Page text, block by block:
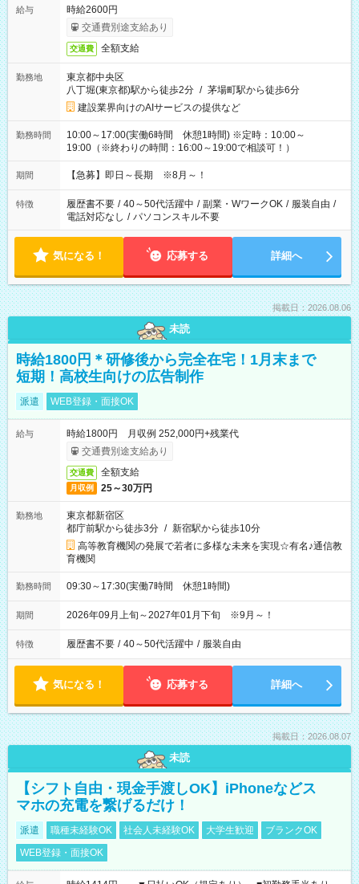
給与
時給2600円
交通費別途支給あり
交通費 全額支給
勤務地
東京都中央区
八丁堀(東京都)駅から徒歩2分 / 茅場町駅から徒歩6分
建設業界向けのAIサービスの提供など
勤務時間
10:00～17:00(実働6時間 休憩1時間) ※定時：10:00～
19:00（※終わりの時間：16:00～19:00で相談可！）
期間 【急募】即日～長期 ※8月～！
特徴 履歴書不要 / 40～50代活躍中 / 副業・WワークOK / 服装自由 /
電話対応なし / パソコンスキル不要
気になる！ 応募する 詳細へ
掲載日：2026.08.06
未読
時給1800円＊研修後から完全在宅！1月末まで
短期！高校生向けの広告制作
派遣 WEB登録・面接OK
給与
時給1800円 月収例 252,000円+残業代
交通費別途支給あり
交通費 全額支給
月収例 25～30万円
勤務地
東京都新宿区
都庁前駅から徒歩3分 / 新宿駅から徒歩10分
高等教育機関の発展で若者に多様な未来を実現☆有名♪通信教
育機関
勤務時間 09:30～17:30(実働7時間 休憩1時間)
期間 2026年09月上旬～2027年01月下旬 ※9月～！
特徴 履歴書不要 / 40～50代活躍中 / 服装自由
気になる！ 応募する 詳細へ
掲載日：2026.08.07
未読
【シフト自由・現金手渡しOK】iPhoneなどス
マホの充電を繋げるだけ！
派遣 職種未経験OK 社会人未経験OK 大学生歓迎
ブランクOK
WEB登録・面接OK